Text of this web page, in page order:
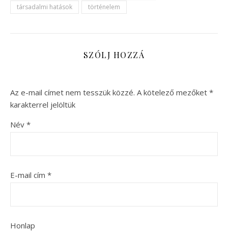
társadalmi hatások
történelem
SZÓLJ HOZZÁ
Az e-mail címet nem tesszük közzé. A kötelező mezőket *
karakterrel jelöltük
Név *
E-mail cím *
Honlap